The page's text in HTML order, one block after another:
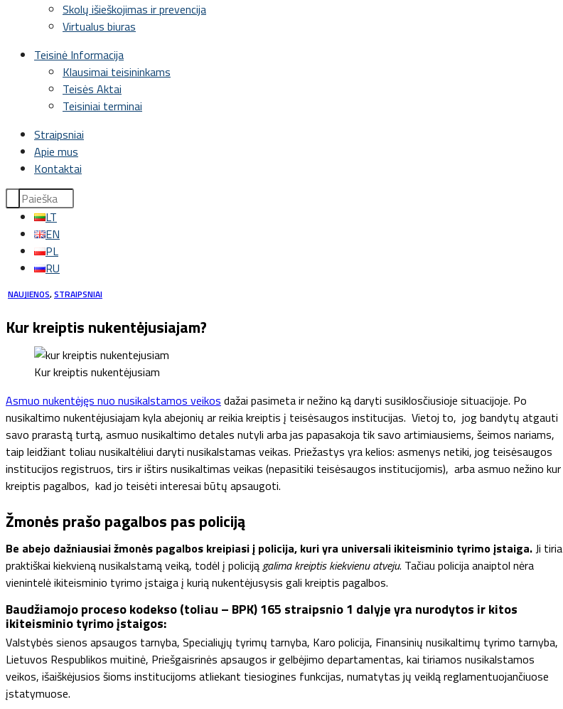
Skolų išieškojimas ir prevencija
Virtualus biuras
Teisinė Informacija
Klausimai teisininkams
Teisės Aktai
Teisiniai terminai
Straipsniai
Apie mus
Kontaktai
LT
EN
PL
RU
NAUJIENOS,STRAIPSNIAI
Kur kreiptis nukentėjusiajam?
Kur kreiptis nukentėjusiam
Asmuo nukentėjęs nuo nusikalstamos veikos dažai pasimeta ir nežino ką daryti susiklosčiusioje situacijoje. Po
nusikaltimo nukentėjusiajam kyla abejonių ar reikia kreiptis į teisėsaugos institucijas. Vietoj to, jog bandytų atgauti
savo prarastą turtą, asmuo nusikaltimo detales nutyli arba jas papasakoja tik savo artimiausiems, šeimos nariams,
taip leidžiant toliau nusikaltėliui daryti nusikalstamas veikas. Priežastys yra kelios: asmenys netiki, jog teisėsaugos
institucijos registruos, tirs ir ištirs nusikaltimas veikas (nepasitiki teisėsaugos institucijomis), arba asmuo nežino kur
kreiptis pagalbos, kad jo teisėti interesai būtų apsaugoti.
Žmonės prašo pagalbos pas policiją
Be abejo dažniausiai žmonės pagalbos kreipiasi į policija, kuri yra universali ikiteisminio tyrimo įstaiga.Ji tiria
praktiškai kiekvieną nusikalstamą veiką, todėl į policijągalima kreiptis kiekvienu atveju. Tačiau policija anaiptol nėra
vienintelė ikiteisminio tyrimo įstaiga į kurią nukentėjusysis gali kreiptis pagalbos.
Baudžiamojo proceso kodekso (toliau – BPK) 165 straipsnio 1 dalyje yra nurodytos ir kitos
ikiteisminio tyrimo įstaigos:
Valstybės sienos apsaugos tarnyba, Specialiųjų tyrimų tarnyba, Karo policija, Finansinių nusikaltimų tyrimo tarnyba,
Lietuvos Respublikos muitinė, Priešgaisrinės apsaugos ir gelbėjimo departamentas, kai tiriamos nusikalstamos
veikos, išaiškėjusios šioms institucijoms atliekant tiesiogines funkcijas, numatytas jų veiklą reglamentuojančiuose
įstatymuose.